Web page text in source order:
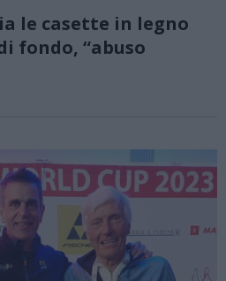
le casette in legno
fondo, “abuso